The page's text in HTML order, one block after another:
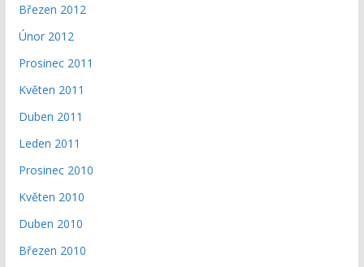
Březen 2012
Únor 2012
Prosinec 2011
Květen 2011
Duben 2011
Leden 2011
Prosinec 2010
Květen 2010
Duben 2010
Březen 2010